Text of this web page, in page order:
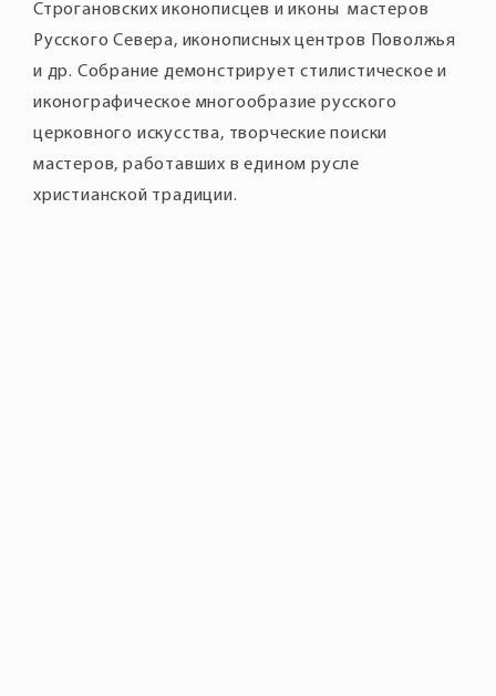
Строгановских иконописцев и иконы мастеров
Русского Севера, иконописных центров Поволжья
и др. Собрание демонстрирует стилистическое и
иконографическое многообразие русского
церковного искусства, творческие поиски
мастеров, работавших в едином русле
христианской традиции.